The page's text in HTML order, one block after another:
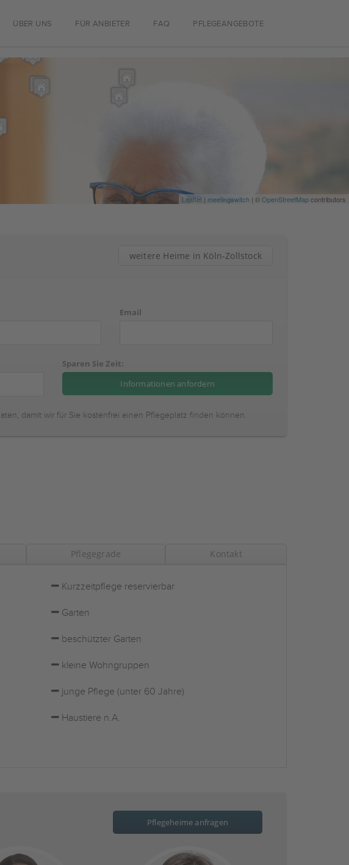
ÜBER UNS FÜR ANBIETER FAQ PFLEGEANGEBOTE
Leaflet | meetingswitch | ©OpenStreetMapcontributors
weitere Heime in Köln-Zollstock
Email
Sparen Sie Zeit:
damit wir für Sie kostenfrei einen Pflegeplatz finden können.
Pflegegrade Kontakt
Kurzzeitpflege reservierbar
Garten
beschützter Garten
kleine Wohngruppen
junge Pflege (unter 60 Jahre)
Haustiere n.A.
Pflegeheime anfragen